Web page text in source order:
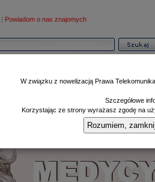
| Powiadom o nas znajomych
Poczekalnia|
W związku z nowelizacją Prawa
Szczegółowe
Korzystając ze strony wyrażasz zgodę na
Rozumiem,